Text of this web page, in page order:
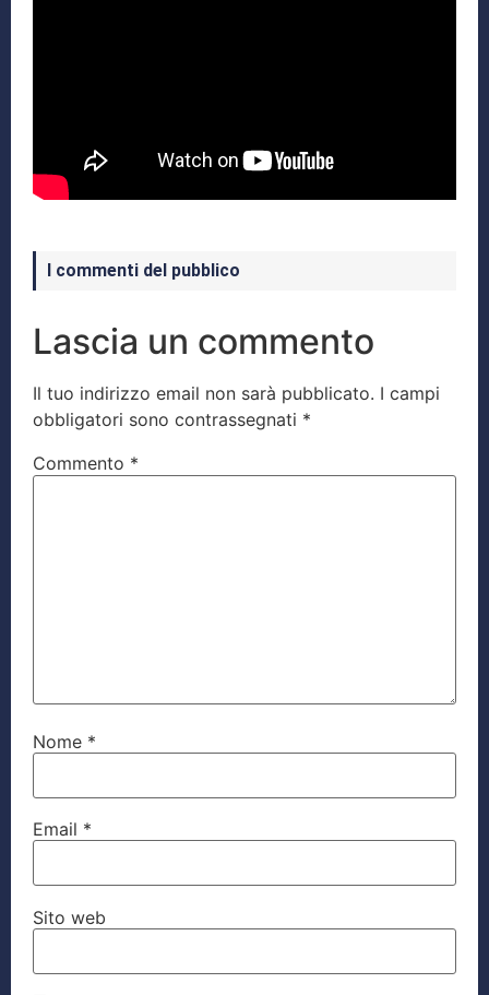
I commenti del pubblico
Lascia un commento
Il tuo indirizzo email non sarà pubblicato. I campi
obbligatori sono contrassegnati *
Commento *
Nome *
Email *
Sito web